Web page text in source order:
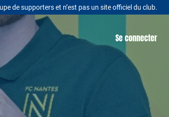
de supporters et n’est pas un site officiel du club.
Se connecter